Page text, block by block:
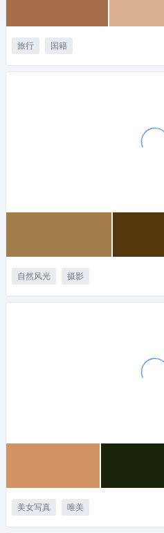
旅行 国籍
自然风光 摄影
美女写真 唯美